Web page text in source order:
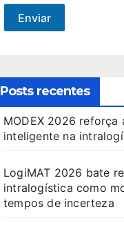
Enviar
Posts recentes
MODEX 2026 reforça
inteligente na
LogiMAT 2026 bate
intralogística como
tempos de incerteza